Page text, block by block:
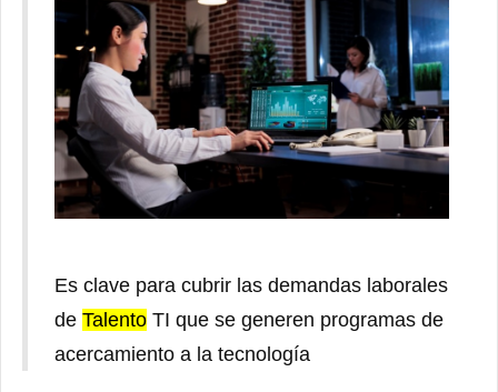
Es clave para cubrir las demandas laborales
de Talento TI que se generen programas de
acercamiento a la tecnología